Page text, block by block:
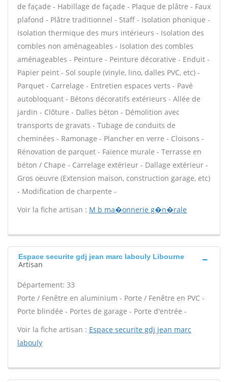
de façade - Habillage de façade - Plaque de plâtre - Faux
plafond - Plâtre traditionnel - Staff - Isolation phonique -
Isolation thermique des murs intérieurs - Isolation des
combles non aménageables - Isolation des combles
aménageables - Peinture - Peinture décorative - Enduit -
Papier peint - Sol souple (vinyle, lino, dalles PVC, etc) -
Parquet - Carrelage - Entretien espaces verts - Pavé
autobloquant - Bétons décoratifs extérieurs - Allée de
jardin - Clôture - Dalles béton - Démolition avec
transports de gravats - Tubage de conduits de
cheminées - Ramonage - Plancher en verre - Cloisons -
Rénovation de parquet - Faïence murale - Terrasse en
béton / Chape - Carrelage extérieur - Dallage extérieur -
Gros oeuvre (Extension maison, construction garage, etc)
- Modification de charpente -
Voir la fiche artisan : M b ma�onnerie g�n�rale
Espace securite gdj jean marc labouly Libourne
Artisan
Département: 33
Porte / Fenêtre en aluminium - Porte / Fenêtre en PVC -
Porte blindée - Portes de garage - Porte d'entrée -
Voir la fiche artisan : Espace securite gdj jean marc
labouly